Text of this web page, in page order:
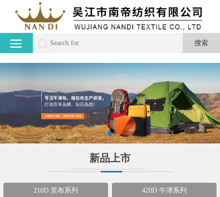
新品上市
210D 里布系列 420D 牛津系列